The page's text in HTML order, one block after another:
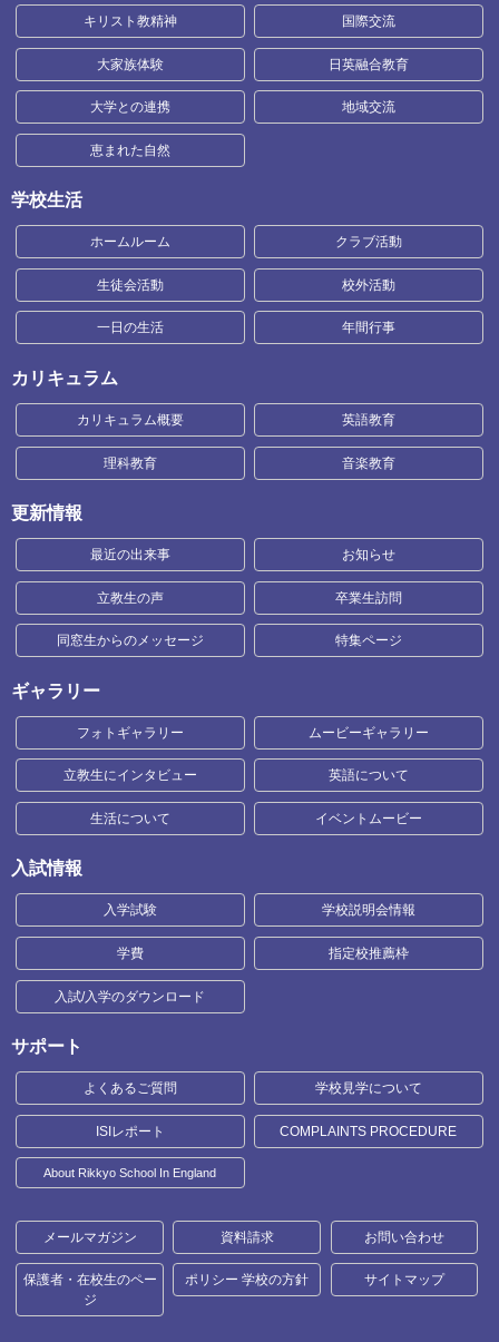
キリスト教精神 国際交流
大家族体験 日英融合教育
大学との連携 地域交流
恵まれた自然
学校生活
ホームルーム クラブ活動
生徒会活動 校外活動
一日の生活 年間行事
カリキュラム
カリキュラム概要 英語教育
理科教育 音楽教育
更新情報
最近の出来事 お知らせ
立教生の声 卒業生訪問
同窓生からのメッセージ 特集ページ
ギャラリー
フォトギャラリー ムービーギャラリー
立教生にインタビュー 英語について
生活について イベントムービー
入試情報
入学試験 学校説明会情報
学費 指定校推薦枠
入試/入学のダウンロード
サポート
よくあるご質問 学校見学について
ISIレポート COMPLAINTS PROCEDURE
About Rikkyo School In England
メールマガジン 資料請求 お問い合わせ
保護者・在校生のペー
ジ
ポリシー 学校の方針 サイトマップ